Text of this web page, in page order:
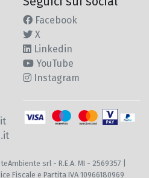
Facebook
X
Linkedin
YouTube
Instagram
srl - R.E.A. MI - 2569357 |
Fiscale e Partita IVA 10966180969